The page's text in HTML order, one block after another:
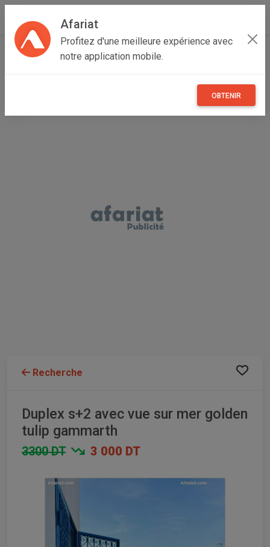
Afariat
Profitez d'une meilleure expérience avec
notre application mobile.
OBTENIR
Accueil Immobilier Grand Tunis
Recherche
Duplex s+2 avec vue sur mer golden
tulip gammarth
3300 DT 3 000 DT